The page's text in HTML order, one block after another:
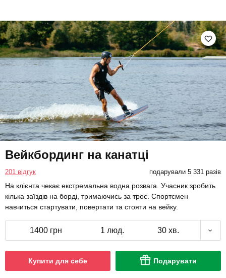
Вейкбординг на канатці
201 відгук подарували 5 331 разів
На клієнта чекає екстремальна водна розвага. Учасник зробить
кілька заїздів на борді, тримаючись за трос. Спортсмен
навчиться стартувати, повертати та стояти на вейку.
1400 грн 1 люд. 30 хв.
Купити для себе Подарувати